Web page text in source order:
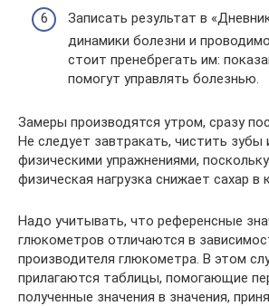
Записать результат в
динамики болезни и
стоит пренебрегать им:
помогут управлять болезнью.
Замеры производятся утром, сразу
Не следует завтракать, чистить зубы
физическими упражнениями,
физическая нагрузка снижает сахар в
Надо учитывать, что референсные
глюкометров отличаются в
производителя глюкометра. В этом
прилагаются таблицы, помогающие
полученные значения в значения,